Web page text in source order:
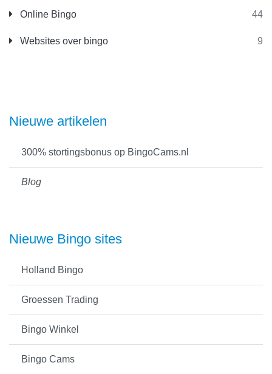
Online Bingo 44
Websites over bingo 9
Nieuwe artikelen
300% stortingsbonus op BingoCams.nl
Blog
Nieuwe Bingo sites
Holland Bingo
Groessen Trading
Bingo Winkel
Bingo Cams